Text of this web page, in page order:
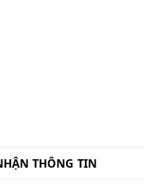
THÔNG TIN